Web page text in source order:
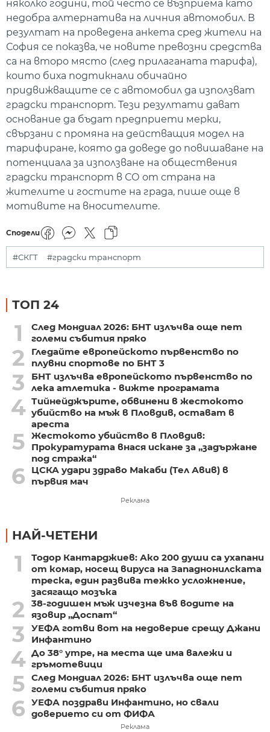
няколко години, той често се възприема като
недобра алтернатива на личния автомобил. В
резултат на проведена анкета сред жители на
София се показва, че новите превозни средства
са на второ място (след прилаганата тарифа),
които биха подтикнали обичайно
придвижващите се с автомобил да използват
градски транспорт. Тези резултати дават
основание да бъдат предприети мерки,
свързани с промяна на действащия модел на
тарифиране, която да доведе до повишаване на
потенциала за използване на обществения
градски транспорт в СО от страна на
жителите и гостите на града, пише още в
мотивите на вносителите.
Сподели
#СКГТ #градски транспорт
ТОП 24
1
След Мондиал 2026: БНТ излъчва още пет
големи събития пряко
2
Гледайте европейското първенство по
плувни спортове по БНТ 3
3
БНТ излъчва европейското първенство по
лека атлетика - вижте програмата
4 Тийнейджърите, обвинени в жестокото
убийство на мъж в Пловдив, остават в
ареста
5 Жестокото убийство в Пловдив:
Прокуратурата внася искане за „задържане
под стража“
6
ЦСКА удари здраво Макаби (Тел Авив) в
първия мач
Реклама
НАЙ-ЧЕТЕНИ
1
Тодор Кантарджиев: Ако 200 души са ухапани
от комар, носещ вируса на Западнонилската
треска, един развива тежко усложнение,
засягащо мозъка
2
38-годишен мъж изчезна във водите на
язовир „Доспат“
3
УЕФА готви вот на недоверие срещу Джани
Инфантино
4 До 38° утре, на места ще има валежи и
гръмотевици
5 След Мондиал 2026: БНТ излъчва още пет
големи събития пряко
6 УЕФА поздрави Инфантино, но свали
доверието си от ФИФА
Реклама